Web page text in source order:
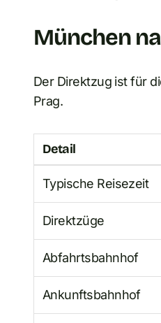
München
Der Direktzug ist für
Prag.
Detail
Typische Reisezeit
Direktzüge
Abfahrtsbahnhof
Ankunftsbahnhof